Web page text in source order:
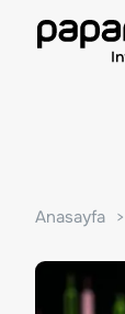
Anasayfa